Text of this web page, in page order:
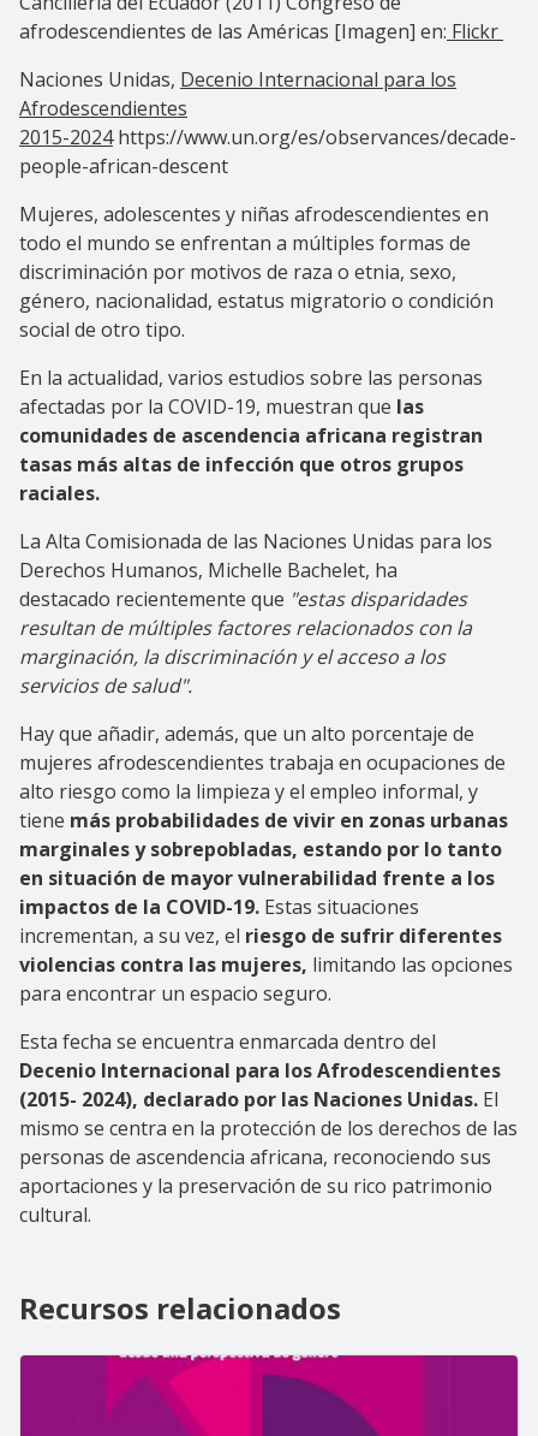
afrodescendientes de las Américas [Imagen] en: Flickr
Naciones Unidas, Decenio Internacional para los
Afrodescendientes
2015-2024https://www.un.org/es/observances/decade-
people-african-descent
Mujeres, adolescentes y niñas afrodescendientes en
todo el mundo se enfrentan a múltiples formas de
discriminación por motivos de raza o etnia, sexo,
género, nacionalidad, estatus migratorio o condición
social de otro tipo.
En la actualidad, varios estudios sobre las personas
afectadas por la COVID-19, muestran que las
comunidades de ascendencia africana registran
tasas más altas de infección que otros grupos
raciales.
La Alta Comisionada de las Naciones Unidas para los
Derechos Humanos, Michelle Bachelet, ha
destacado recientemente que "estas disparidades
resultan de múltiples factores relacionados con la
marginación, la discriminación y el acceso a los
servicios de salud".
Hay que añadir, además, que un alto porcentaje de
mujeres afrodescendientes trabaja en ocupaciones de
alto riesgo como la limpieza y el empleo informal, y
tiene más probabilidades de vivir en zonas urbanas
marginales y sobrepobladas, estando por lo tanto
en situación de mayor vulnerabilidad frente a los
impactos de la COVID-19. Estas situaciones
incrementan, a su vez, el riesgo de sufrir diferentes
violencias contra las mujeres, limitando las opciones
para encontrar un espacio seguro.
Esta fecha se encuentra enmarcada dentro del
Decenio Internacional para los Afrodescendientes
(2015- 2024), declarado por las Naciones Unidas. El
mismo se centra en la protección de los derechos de las
personas de ascendencia africana, reconociendo sus
aportaciones y la preservación de su rico patrimonio
cultural.
Recursos relacionados